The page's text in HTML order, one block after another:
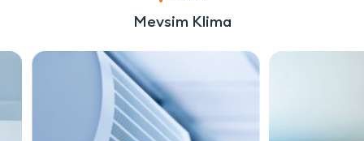
Mevsim Klima